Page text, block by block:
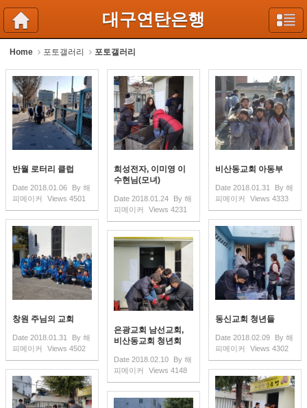
대구연탄은행
Home 포토갤러리 포토갤러리
반월 로터리 클럽
Date 2018.01.06 By 해
피메이커
Views 4501
희성전자, 이미영 이
수현님(모녀)
Date 2018.01.24 By 해
피메이커
Views 4231
비산동교회 아동부
Date 2018.01.31 By 해
피메이커
Views 4333
창원 주님의 교회
Date 2018.01.31 By 해
피메이커
Views 4502
동신교회 청년들
Date 2018.02.09 By 해
피메이커
Views 4302
은광교회 남선교회,
비산동교회 청년회
Date 2018.02.10 By 해
피메이커
Views 4148